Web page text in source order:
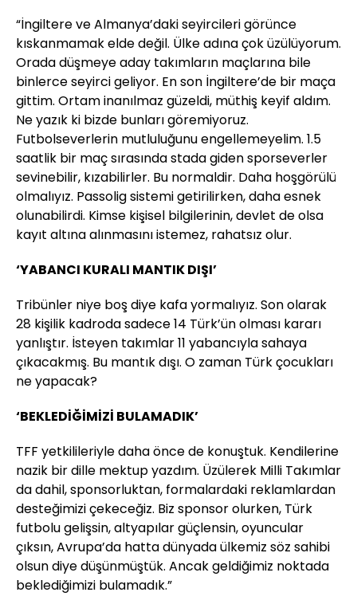
“İngiltere ve Almanya’daki seyircileri görünce
kıskanmamak elde değil. Ülke adına çok üzülüyorum.
Orada düşmeye aday takımların maçlarına bile
binlerce seyirci geliyor. En son İngiltere’de bir maça
gittim. Ortam inanılmaz güzeldi, müthiş keyif aldım.
Ne yazık ki bizde bunları göremiyoruz.
Futbolseverlerin mutluluğunu engellemeyelim. 1.5
saatlik bir maç sırasında stada giden sporseverler
sevinebilir, kızabilirler. Bu normaldir. Daha hoşgörülü
olmalıyız. Passolig sistemi getirilirken, daha esnek
olunabilirdi. Kimse kişisel bilgilerinin, devlet de olsa
kayıt altına alınmasını istemez, rahatsız olur.
‘YABANCI KURALI MANTIK DIŞI’
Tribünler niye boş diye kafa yormalıyız. Son olarak
28 kişilik kadroda sadece 14 Türk’ün olması kararı
yanlıştır. İsteyen takımlar 11 yabancıyla sahaya
çıkacakmış. Bu mantık dışı. O zaman Türk çocukları
ne yapacak?
‘BEKLEDİĞİMİZİ BULAMADIK’
TFF yetkilileriyle daha önce de konuştuk. Kendilerine
nazik bir dille mektup yazdım. Üzülerek Milli Takımlar
da dahil, sponsorluktan, formalardaki reklamlardan
desteğimizi çekeceğiz. Biz sponsor olurken, Türk
futbolu gelişsin, altyapılar güçlensin, oyuncular
çıksın, Avrupa’da hatta dünyada ülkemiz söz sahibi
olsun diye düşünmüştük. Ancak geldiğimiz noktada
beklediğimizi bulamadık.”